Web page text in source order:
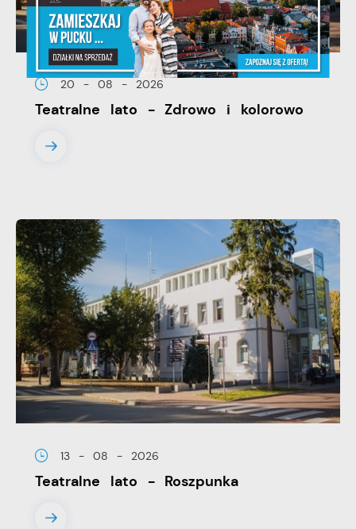
20 - 08 - 2026
Teatralne lato - Zdrowo i kolorowo
13 - 08 - 2026
Teatralne lato - Roszpunka